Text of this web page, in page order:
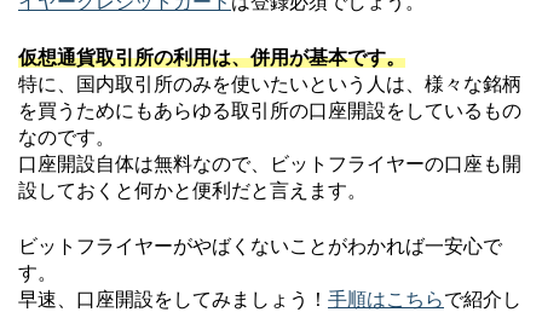
仮想通貨取引所の利用は、併用が基本です。
特に、国内取引所のみを使いたいという人は、様々な銘柄
を買うためにもあらゆる取引所の口座開設をしているもの
なのです。
口座開設自体は無料なので、ビットフライヤーの口座も開
設しておくと何かと便利だと言えます。
ビットフライヤーがやばくないことがわかれば一安心で
す。
早速、口座開設をしてみましょう！ 手順はこちらで紹介し